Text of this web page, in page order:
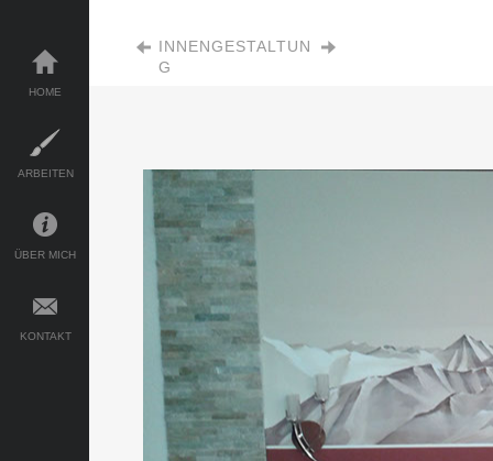
INNENGESTALTUN
G
HOME
ARBEITEN
ÜBER MICH
KONTAKT